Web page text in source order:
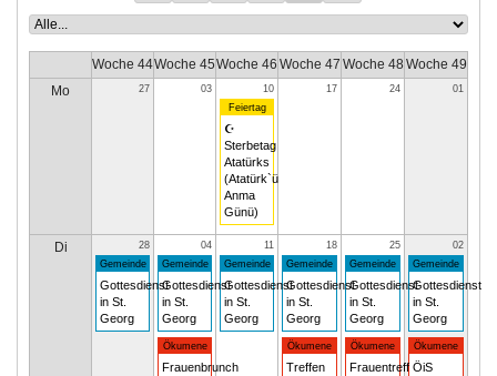
Woche 44Woche 45Woche 46 Woche 47 Woche 48 Woche 49
Mo
27 03
10
Feiertag
☪
Sterbetag
Atatürks
(Atatürk`ü
Anma
Günü)
17 24 01
Di
28
Gemeinde
Gottesdienst
in St.
Georg
04
Gemeinde
Gottesdienst
in St.
Georg
Ökumene
Frauenbrunch
11
Gemeinde
Gottesdienst
in St.
Georg
18
Gemeinde
Gottesdienst
in St.
Georg
Ökumene
Treffen
25
Gemeinde
Gottesdienst
in St.
Georg
Ökumene
Frauentreff
02
Gemeinde
Gottesdienst
in St.
Georg
Ökumene
ÖiS